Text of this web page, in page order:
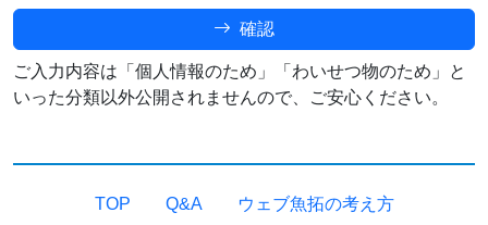
確認
ご入力内容は「個人情報のため」「わいせつ物のため」と
いった分類以外公開されませんので、ご安心ください。
TOP Q&A ウェブ魚拓の考え方